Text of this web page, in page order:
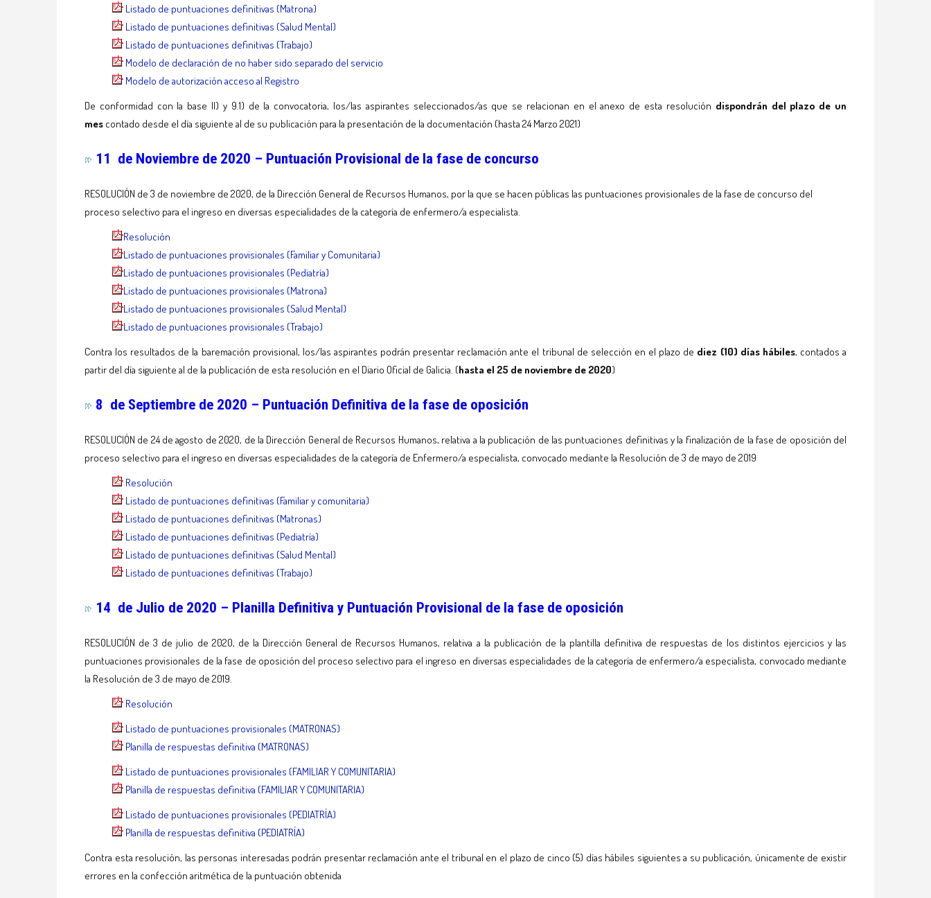
Listado de puntuaciones definitivas (Matrona)
Listado de puntuaciones definitivas (Salud Mental)
Listado de puntuaciones definitivas (Trabajo)
Modelo de declaración de no haber sido separado del servicio
Modelo de autorización acceso al Registro
De conformidad con la base II) y 9.1) de la convocatoria, los/las aspirantes seleccionados/as que se relacionan en el anexo de esta resolución dispondrán del plazo de un
mes contado desde el día siguiente al de su publicación para la presentación de la documentación (hasta 24 Marzo 2021)
11 de Noviembre de 2020 – Puntuación Provisional de la fase de concurso
RESOLUCIÓN de 3 de noviembre de 2020, de la Dirección General de Recursos Humanos, por la que se hacen públicas las puntuaciones provisionales de la fase de concurso del
proceso selectivo para el ingreso en diversas especialidades de la categoría de enfermero/a especialista.
Resolución
Listado de puntuaciones provisionales (Familiar y Comunitaria)
Listado de puntuaciones provisionales (Pediatría)
Listado de puntuaciones provisionales (Matrona)
Listado de puntuaciones provisionales (Salud Mental)
Listado de puntuaciones provisionales (Trabajo)
Contra los resultados de la baremación provisional, los/las aspirantes podrán presentar reclamación ante el tribunal de selección en el plazo de diez (10) días hábiles, contados a
partir del día siguiente al de la publicación de esta resolución en el Diario Oficial de Galicia. (hasta el 25 de noviembre de 2020)
8 de Septiembre de 2020 – Puntuación Definitiva de la fase de oposición
RESOLUCIÓN de 24 de agosto de 2020, de la Dirección General de Recursos Humanos, relativa a la publicación de las puntuaciones definitivas y la finalización de la fase de oposición del
proceso selectivo para el ingreso en diversas especialidades de la categoría de Enfermero/a especialista, convocado mediante la Resolución de 3 de mayo de 2019
Resolución
Listado de puntuaciones definitivas (Familiar y comunitaria)
Listado de puntuaciones definitivas (Matronas)
Listado de puntuaciones definitivas (Pediatría)
Listado de puntuaciones definitivas (Salud Mental)
Listado de puntuaciones definitivas (Trabajo)
14 de Julio de 2020 – Planilla Definitiva y Puntuación Provisional de la fase de oposición
RESOLUCIÓN de 3 de julio de 2020, de la Dirección General de Recursos Humanos, relativa a la publicación de la plantilla definitiva de respuestas de los distintos ejercicios y las
puntuaciones provisionales de la fase de oposición del proceso selectivo para el ingreso en diversas especialidades de la categoría de enfermero/a especialista, convocado mediante
la Resolución de 3 de mayo de 2019.
Resolución
Listado de puntuaciones provisionales (MATRONAS)
Planilla de respuestas definitiva (MATRONAS)
Listado de puntuaciones provisionales (FAMILIAR Y COMUNITARIA)
Planilla de respuestas definitiva (FAMILIAR Y COMUNITARIA)
Listado de puntuaciones provisionales (PEDIATRÍA)
Planilla de respuestas definitiva (PEDIATRÍA)
Contra esta resolución, las personas interesadas podrán presentar reclamación ante el tribunal en el plazo de cinco (5) días hábiles siguientes a su publicación, únicamente de existir
errores en la confección aritmética de la puntuación obtenida